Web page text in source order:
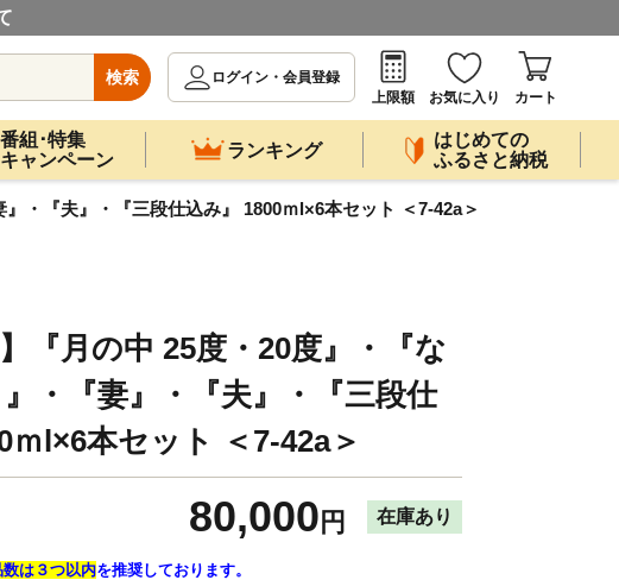
検索
ログイン・会員登録
上限額
お気に入り カート
番組･特集
キャンペーン
ランキング
はじめての
ふるさと納税
・『夫』・『三段仕込み』 1800ｍl×6本セット ＜7-42a＞
】『月の中 25度・20度』・『な
・『妻』・『夫』・『三段仕
ｍl×6本セット ＜7-42a＞
80,000 円 在庫あり
数は３つ以内を推奨しております。